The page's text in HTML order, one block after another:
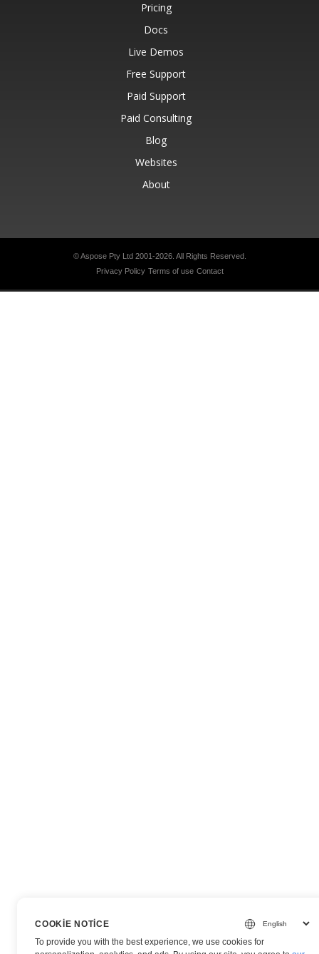
Pricing
Docs
Live Demos
Free Support
Paid Support
Paid Consulting
Blog
Websites
About
© Aspose Pty Ltd 2001-2026. All Rights Reserved.
Privacy Policy Terms of use Contact
COOKIE NOTICE
To provide you with the best experience, we use cookies for